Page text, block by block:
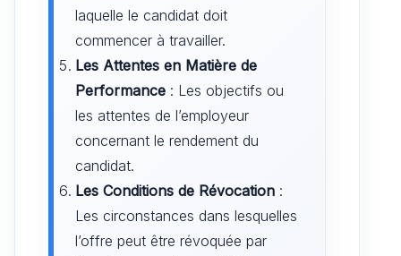
laquelle le candidat doit
commencer à travailler.
Les Attentes en Matière de
Performance : Les objectifs ou
les attentes de l’employeur
concernant le rendement du
candidat.
Les Conditions de Révocation :
Les circonstances dans lesquelles
l’offre peut être révoquée par